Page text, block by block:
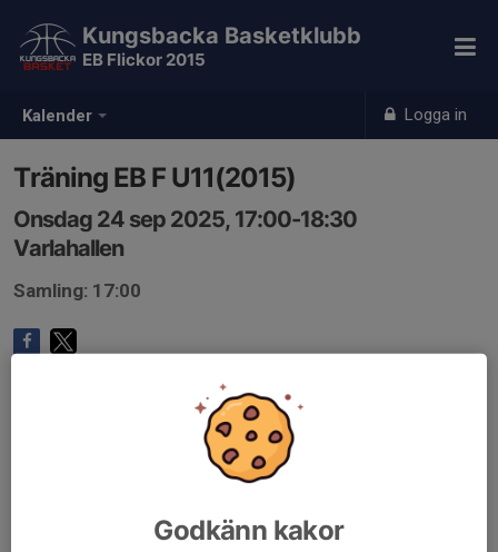
Kalender Logga in
Kungsbacka Basketklubb
EB Flickor 2015
Träning EB F U11(2015)
Onsdag 24 sep 2025, 17:00-18:30
Varlahallen
Samling: 17:00
Godkänn kakor